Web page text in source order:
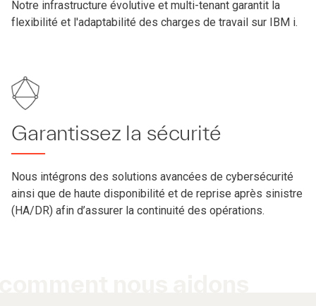
Notre infrastructure évolutive et multi-tenant garantit la
flexibilité et l'adaptabilité des charges de travail sur IBM i.
Garantissez la sécurité
Nous intégrons des solutions avancées de cybersécurité
ainsi que de haute disponibilité et de reprise après sinistre
(HA/DR) afin d’assurer la continuité des opérations.